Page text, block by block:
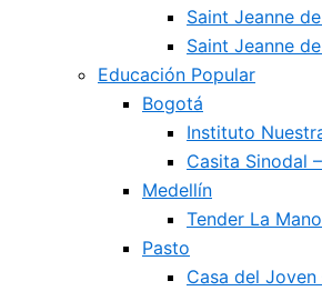
Saint Jeanne
Saint Jeanne
Educación Popular
Bogotá
Instituto
Casita Sinodal
Medellín
Tender La
Pasto
Casa del Joven